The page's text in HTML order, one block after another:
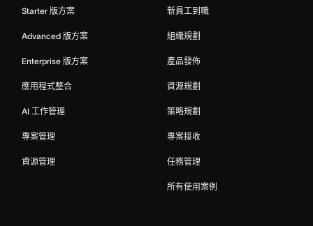
Starter 版方案
Advanced 版方案
Enterprise 版方案
應用程式整合
AI 工作管理
專案管理
資源管理
新員工到職
組織規劃
產品發佈
資源規劃
策略規劃
專案接收
任務管理
所有使用案例